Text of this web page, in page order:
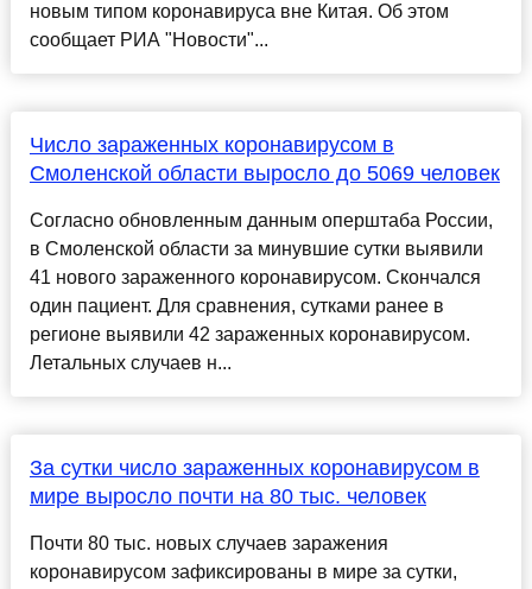
новым типом коронавируса вне Китая. Об этом
сообщает РИА "Новости"...
Число зараженных коронавирусом в
Смоленской области выросло до 5069 человек
Согласно обновленным данным оперштаба России,
в Смоленской области за минувшие сутки выявили
41 нового зараженного коронавирусом. Скончался
один пациент. Для сравнения, сутками ранее в
регионе выявили 42 зараженных коронавирусом.
Летальных случаев н...
За сутки число зараженных коронавирусом в
мире выросло почти на 80 тыс. человек
Почти 80 тыс. новых случаев заражения
коронавирусом зафиксированы в мире за сутки,